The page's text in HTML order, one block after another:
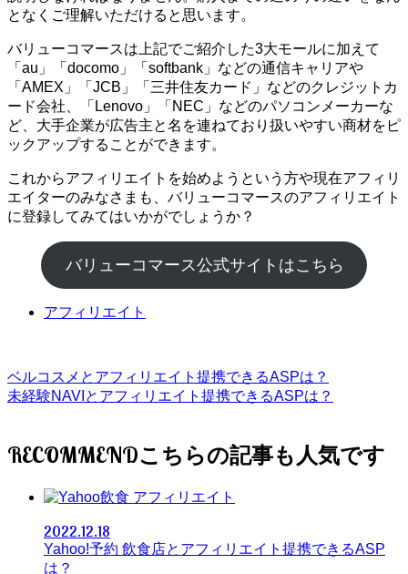
となくご理解いただけると思います。
バリューコマースは上記でご紹介した3大モールに加えて
「au」「docomo」「softbank」などの通信キャリアや
「AMEX」「JCB」「三井住友カード」などのクレジットカ
ード会社、「Lenovo」「NEC」などのパソコンメーカーな
ど、大手企業が広告主と名を連ねており扱いやすい商材をピ
ックアップすることができます。
これからアフィリエイトを始めようという方や現在アフィリ
エイターのみなさまも、バリューコマースのアフィリエイト
に登録してみてはいかがでしょうか？
バリューコマース公式サイトはこちら
アフィリエイト
ベルコスメとアフィリエイト提携できるASPは？
未経験NAVIとアフィリエイト提携できるASPは？
RECOMMEND
アフィリエイト
2022.12.18
Yahoo!予約 飲食店とアフィリエイト提携できるASP
は？